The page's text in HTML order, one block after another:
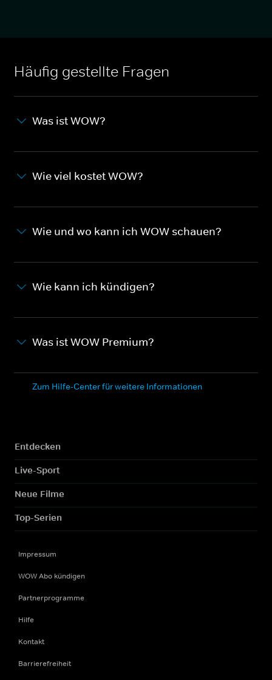
Häufig gestellte Fragen
Was ist WOW?
Wie viel kostet WOW?
Wie und wo kann ich WOW schauen?
Wie kann ich kündigen?
Was ist WOW Premium?
Zum Hilfe-Center für weitere Informationen
Entdecken
Live-Sport
Neue Filme
Top-Serien
Impressum
WOW Abo kündigen
Partnerprogramme
Hilfe
Kontakt
Barrierefreiheit